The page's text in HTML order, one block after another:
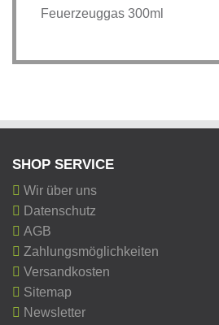
Feuerzeuggas 300ml
SHOP SERVICE
Wir über uns
Datenschutz
AGB
Zahlungsmöglichkeiten
Versandkosten
Sitemap
Newsletter